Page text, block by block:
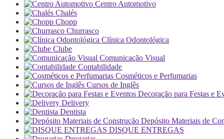
Centro Automotivo
Chalés
Chopp
Churrasco
Clínica Odontológica
Clube
Comunicação Visual
Contabilidade
Cosméticos e Perfumarias
Cursos de Inglês
Decoração para Festas e
Delivery
Dentista
Depósito Materiais de
DISQUE ENTREGAS